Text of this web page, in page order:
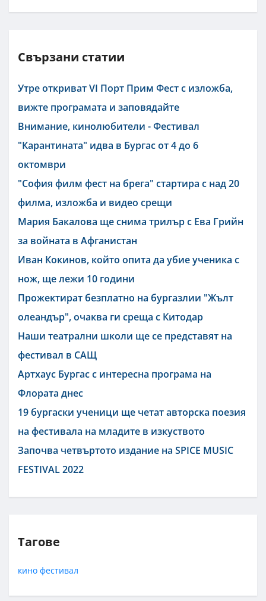
Свързани статии
Утре откриват VI Порт Прим Фест с изложба,
вижте програмата и заповядайте
Внимание, кинолюбители - Фестивал
"Карантината" идва в Бургас от 4 до 6
октомври
"София филм фест на брега" стартира с над 20
филма, изложба и видео срещи
Мария Бакалова ще снима трилър с Ева Грийн
за войната в Афганистан
Иван Кокинов, който опита да убие ученика с
нож, ще лежи 10 години
Прожектират безплатно на бургазлии "Жълт
олеандър", очаква ги среща с Китодар
Наши театрални школи ще се представят на
фестивал в САЩ
Артхаус Бургас с интересна програма на
Флората днес
19 бургаски ученици ще четат авторска поезия
на фестивала на младите в изкуството
Започва четвъртото издание на SPICE MUSIC
FESTIVAL 2022
Тагове
кино фестивал